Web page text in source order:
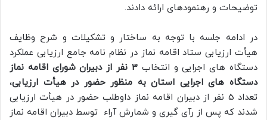
توضیحات و رهنمودهای ارائه دادند.
در ادامه جلسه با توجه به ساختار و تشکیلات و شرح وظایف
هیأت ارزیابی ستاد اقامه نماز در نظام نامه جامع ارزیابی عملکرد
دستگاه های اجرایی و انتخاب
3 نفر از دبیران شورای اقامه نماز
دستگاه های اجرایی استان به منظور حضور در هیأت ارزیابی،
تعداد 5 نفر از دبیران اقامه نماز داوطلب حضور در هیأت ارزیابی
شدند که پس از رآی گیری و شمارش آراء توسط دبیران اقامه نماز